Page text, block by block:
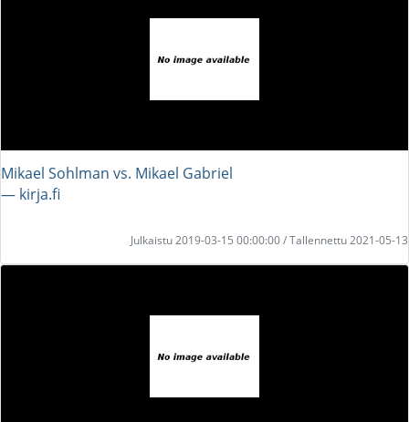
Mikael Sohlman vs. Mikael Gabriel
― kirja.fi
Julkaistu 2019-03-15 00:00:00 / Tallennettu 2021-05-13